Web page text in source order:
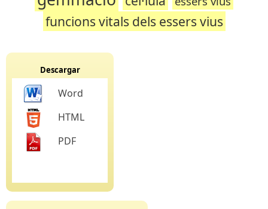
funcions vitals dels essers vius
Descargar
Word
HTML
PDF